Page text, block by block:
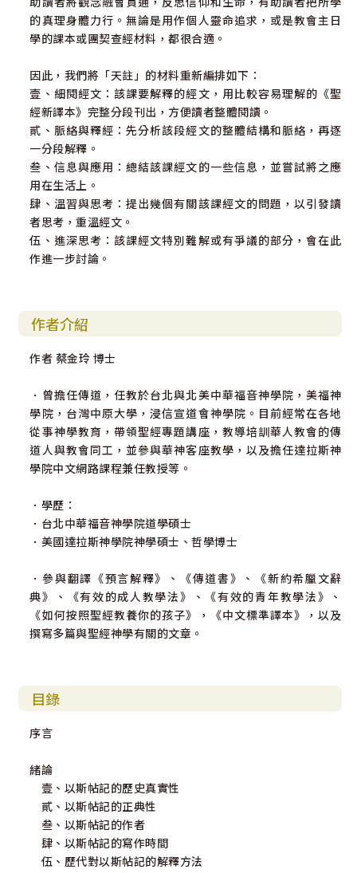
的真理身體力行。無論是用作個人靈命追求，或是教會主日
學的課本或團契查經材料，都很合適。
因此，我們將「天註」的材料重新編排如下：
壹、細閱經文：該課要解釋的經文，用比較容易理解的《聖
經新譯本》完整分段刊出，方便讀者整體閱讀。
貳、脈絡與釋經：先分析該段經文的整體結構和脈絡，再逐
一分段解釋。
叁、信息與應用：總結該課經文的一些信息，並嘗試將之應
用在生活上。
肆、溫習與思考：提出幾個有關該課經文的問題，以引發讀
者思考，重溫經文。
伍、進深思考：該課經文特別難解或有爭議的部分，會在此
作進一步討論。
作者介紹
作者 蔡金玲 博士
．曾擔任傳道，任教於台北與北美中華福音神學院，美福神
學院，台灣中原大學，浸信宣道會神學院。目前經常在各地
從事神學教育，帶領聖經專題講座，教導培訓華人教會的傳
道人與教會同工，並參與華神客座教學，以及擔任達拉斯神
學院中文網路課程兼任教授等。
．學歷：
．台北中華福音神學院道學碩士
．美國達拉斯神學院神學碩士、哲學博士
．參與翻譯《預言解釋》、《傳道書》、《新約希臘文辭
典》、《有效的成人教學法》、《有效的青年教學法》、
《如何按照聖經教養你的孩子》，《中文標準譯本》，以及
撰寫多篇與聖經神學有關的文章。
目錄
序言
緒論
壹、以斯帖記的歷史真實性
貳、以斯帖記的正典性
叁、以斯帖記的作者
肆、以斯帖記的寫作時間
伍、歷代對以斯帖記的解釋方法